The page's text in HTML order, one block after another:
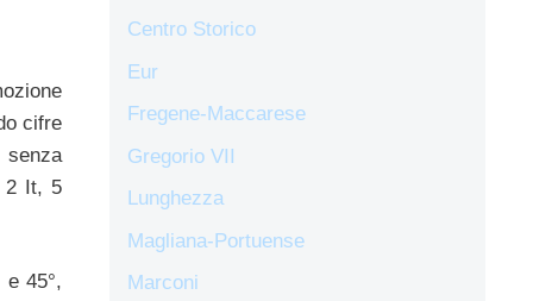
cifre
senza
2 It, 5
45°,
Centro Storico
Eur
Fregene-Maccarese
Gregorio VII
Lunghezza
Magliana-Portuense
Marconi